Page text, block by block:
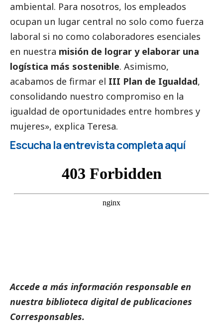
ambiental. Para nosotros, los empleados
ocupan un lugar central no solo como fuerza
laboral si no como colaboradores esenciales
en nuestra misión de lograr y elaborar una
logística más sostenible. Asimismo,
acabamos de firmar el III Plan de Igualdad,
consolidando nuestro compromiso en la
igualdad de oportunidades entre hombres y
mujeres», explica Teresa.
Escucha la entrevista completa aquí
Accede a más información responsable en
nuestra biblioteca digital de publicaciones
Corresponsables.